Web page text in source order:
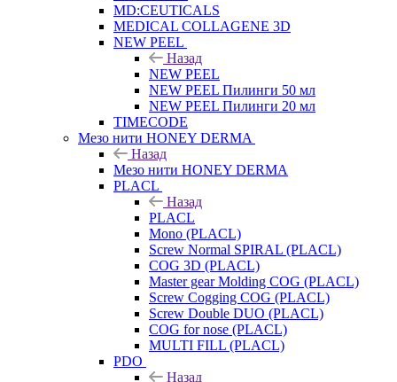
MD:CEUTICALS
MEDICAL COLLAGENE 3D
NEW PEEL
Назад
NEW PEEL
NEW PEEL Пилинги 50 мл
NEW PEEL Пилинги 20 мл
TIMECODE
Мезо нити HONEY DERMA
Назад
Мезо нити HONEY DERMA
PLACL
Назад
PLACL
Mono (PLACL)
Screw Normal SPIRAL (PLACL)
COG 3D (PLACL)
Master gear Molding COG (PLACL)
Screw Cogging COG (PLACL)
Screw Double DUO (PLACL)
COG for nose (PLACL)
MULTI FILL (PLACL)
PDO
Назад